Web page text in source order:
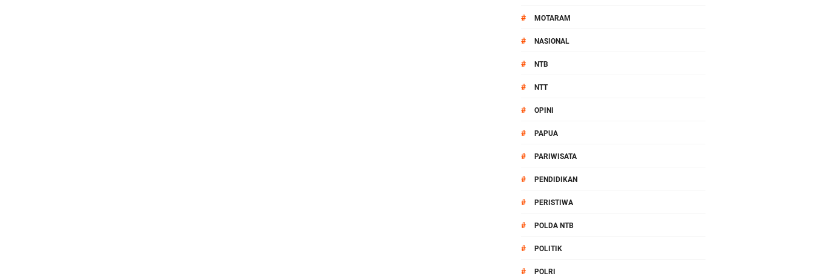
# MOTARAM
# NASIONAL
# NTB
# NTT
# OPINI
# PAPUA
# PARIWISATA
# PENDIDIKAN
# PERISTIWA
# POLDA NTB
# POLITIK
# POLRI